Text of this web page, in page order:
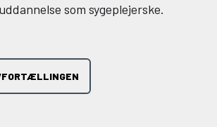
som sygeplejerske.